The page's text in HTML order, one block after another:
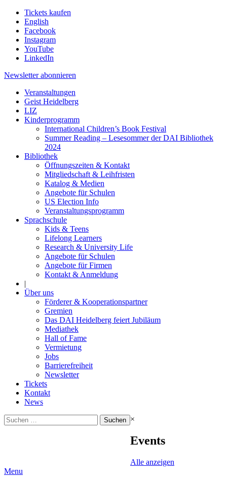
Tickets kaufen
English
Facebook
Instagram
YouTube
LinkedIn
Newsletter abonnieren
Veranstaltungen
Geist Heidelberg
LIZ
Kinderprogramm
International Children’s Book Festival
Summer Reading – Lesesommer der DAI Bibliothek
2024
Bibliothek
Öffnungszeiten & Kontakt
Mitgliedschaft & Leihfristen
Katalog & Medien
Angebote für Schulen
US Election Info
Veranstaltungsprogramm
Sprachschule
Kids & Teens
Lifelong Learners
Research & University Life
Angebote für Schulen
Angebote für Firmen
Kontakt & Anmeldung
|
Über uns
Förderer & Kooperationspartner
Gremien
Das DAI Heidelberg feiert Jubiläum
Mediathek
Hall of Fame
Vermietung
Jobs
Barrierefreiheit
Newsletter
Tickets
Kontakt
News
Suchen
nach:
×
Events
Alle anzeigen
Menu